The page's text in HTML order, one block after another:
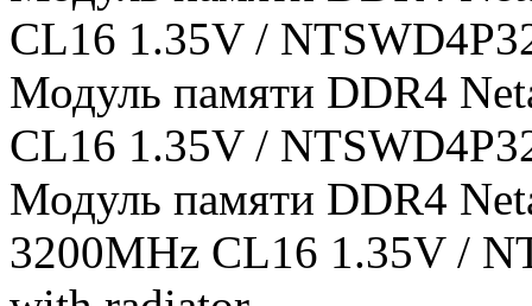
CL16 1.35V /
Модуль памяти DDR4
CL16 1.35V /
Модуль памяти DDR4
3200MHz CL16 1.35V /